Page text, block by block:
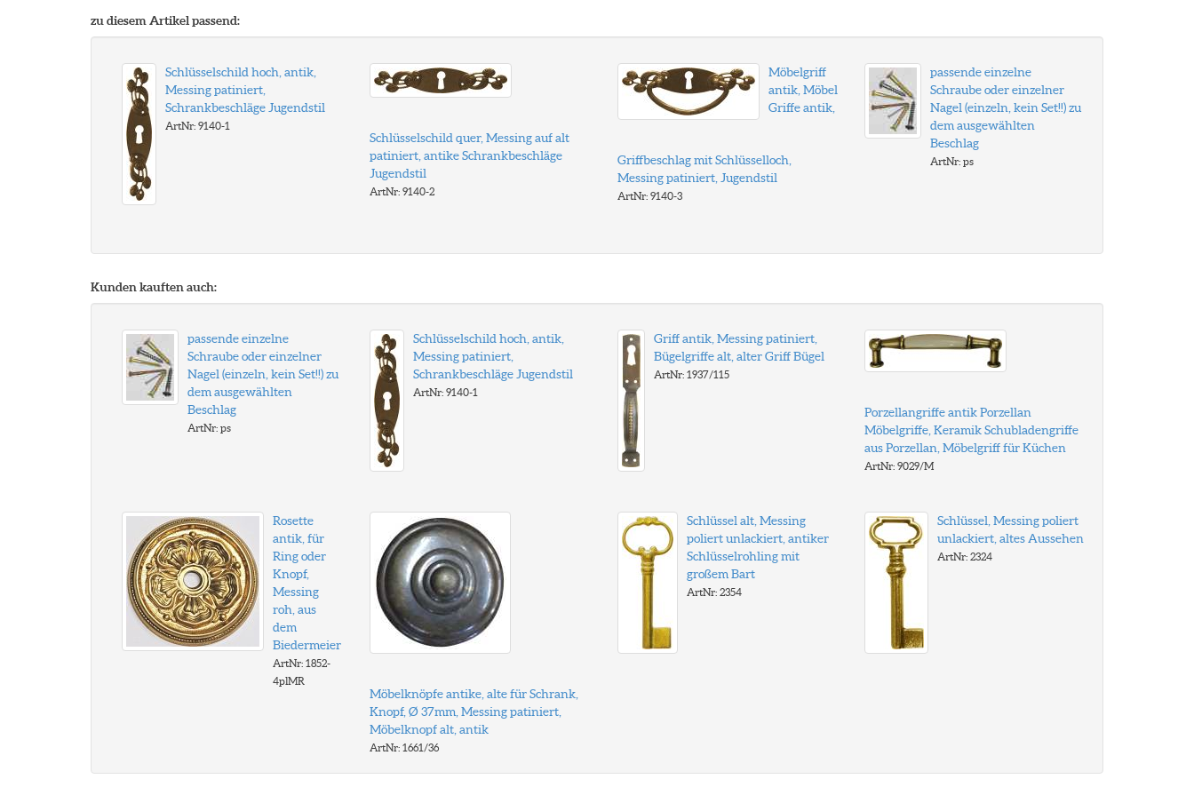
zu diesem Artikel passend:
Schlüsselschild hoch, antik,
Messing patiniert,
Schrankbeschläge Jugendstil
ArtNr: 9140-1
Schlüsselschild quer, Messing auf alt
patiniert, antike Schrankbeschläge
Jugendstil
ArtNr: 9140-2
Möbelgriff
antik, Möbel
Griffe antik,
Griffbeschlag mit Schlüsselloch,
Messing patiniert, Jugendstil
ArtNr: 9140-3
passende einzelne
Schraube oder einzelner
Nagel (einzeln, kein Set!!) zu
dem ausgewählten
Beschlag
ArtNr: ps
Kunden kauften auch:
passende einzelne
Schraube oder einzelner
Nagel (einzeln, kein Set!!) zu
dem ausgewählten
Beschlag
ArtNr: ps
Schlüsselschild hoch, antik,
Messing patiniert,
Schrankbeschläge Jugendstil
ArtNr: 9140-1
Griff antik, Messing patiniert,
Bügelgriffe alt, alter Griff Bügel
ArtNr: 1937/115
Porzellangriffe antik Porzellan
Möbelgriffe, Keramik Schubladengriffe
aus Porzellan, Möbelgriff für Küchen
ArtNr: 9029/M
Rosette
antik, für
Ring oder
Knopf,
Messing
roh, aus
dem
Biedermeier
ArtNr: 1852-
4plMR
Möbelknöpfe antike, alte für Schrank,
Knopf, Ø 37mm, Messing patiniert,
Möbelknopf alt, antik
ArtNr: 1661/36
Schlüssel alt, Messing
poliert unlackiert, antiker
Schlüsselrohling mit
großem Bart
ArtNr: 2354
Schlüssel, Messing poliert
unlackiert, altes Aussehen
ArtNr: 2324